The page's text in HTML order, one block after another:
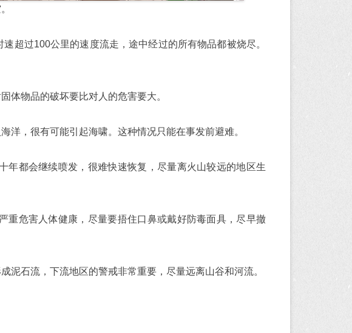
超过100公里的速度流走，途中经过的所有物品都被烧尽。
体物品的破坏要比对人的危害要大。
洋，很有可能引起海啸。这种情况只能在事发前避难。
年都会继续喷发，很难快速恢复，尽量离火山较远的地区生
重危害人体健康，尽量要捂住口鼻或戴好防毒面具，尽早撤
泥石流，下流地区的警戒非常重要，尽量远离山谷和河流。